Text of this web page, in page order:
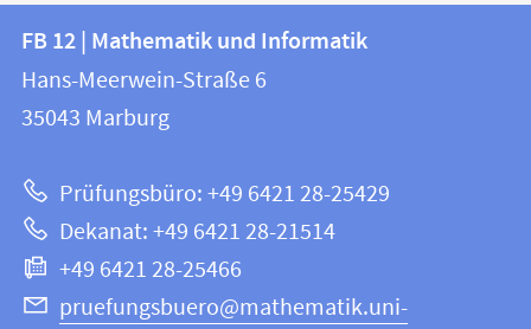
Kontakt
und
Informationen
Website
FB
12
|
und
Informatik
FB 12 | Mathematik und Informatik
Hans-Meerwein-Straße 6
35043 Marburg
Prüfungsbüro: +49 6421 28-25429
Dekanat: +49 6421 28-21514
+49 6421 28-25466
pruefungsbuero@mathematik.uni-